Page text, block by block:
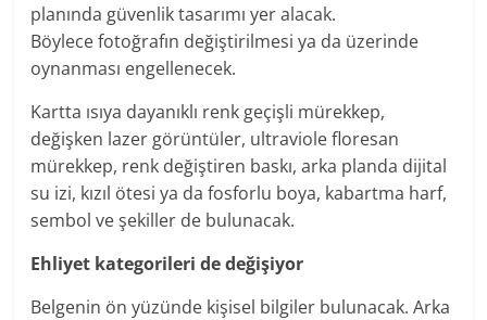
planında güvenlik tasarımı yeralacak.
Böylecefotoğrafın değiştirilmesi ya da üzerinde
oynanması engellenecek.
Kartta ısıya dayanıklı renk geçişli mürekkep,
değişken lazer görüntüler, ultraviole floresan
mürekkep, renk değiştiren baskı, arka planda dijital
su izi, kızıl ötesi ya da fosforlu boya, kabartma harf,
sembol ve şekiller de bulunacak.
Ehliyet kategorileri de değişiyor
Belgenin ön yüzünde kişisel bilgiler bulunacak. Arka